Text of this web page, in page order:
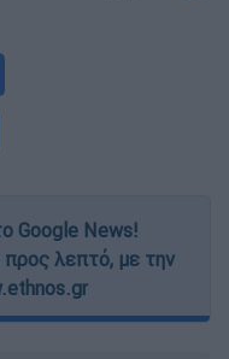
Google News!
προς λεπτό, με την